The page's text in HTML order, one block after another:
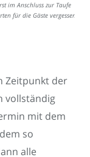
im Anschluss zur Taufe
für die Gäste vergessen
Zeitpunkt der
vollständig
mit dem
so
alle